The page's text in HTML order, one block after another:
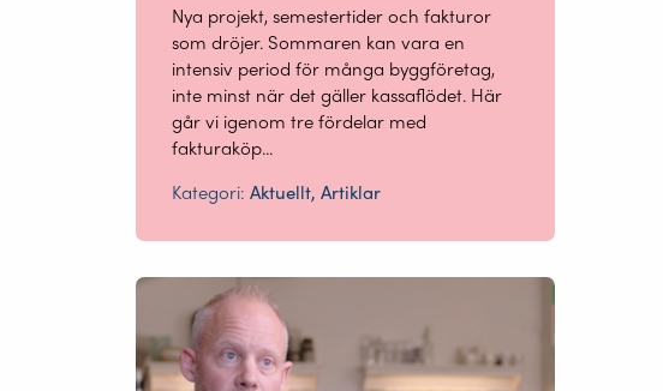
Nya projekt, semestertider och fakturor
som dröjer. Sommaren kan vara en
intensiv period för många byggföretag,
inte minst när det gäller kassaflödet. Här
går vi igenom tre fördelar med
fakturaköp...
Kategori: Aktuellt, Artiklar